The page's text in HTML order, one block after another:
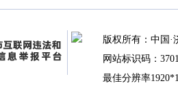
版权所有：中国
网站标识码：
最佳分辨率